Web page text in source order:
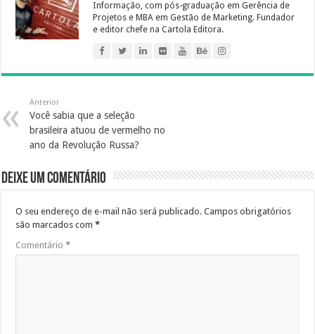
Informação, com pós-graduação em Gerência de
Projetos e MBA em Gestão de Marketing. Fundador
e editor chefe na Cartola Editora.
Anterior
Você sabia que a seleção
brasileira atuou de vermelho no
ano da Revolução Russa?
Deixe um comentário
O seu endereço de e-mail não será publicado. Campos obrigatórios
são marcados com*
Comentário*